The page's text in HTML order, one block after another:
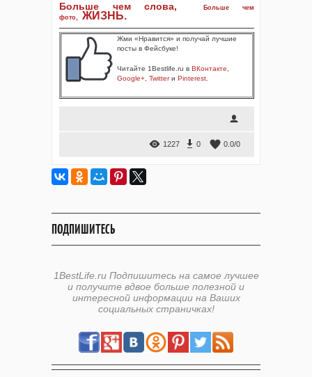
Больше чем слова,
Больше чем
фото, ЖИЗНЬ.
Жми «Нравится» и получай лучшие
посты в Фейсбуке!
Читайте 1Bestlife.ru в ВКонтакте
Google+ Twitterи Pinterest
1227 0 0.0/0
ПОДПИШИТЕСЬ
1BestLife.ru Подпишитесь на самое лучшее
и получите вдвое больше полезной и
интересной информации на Ваших
социальных страничках!